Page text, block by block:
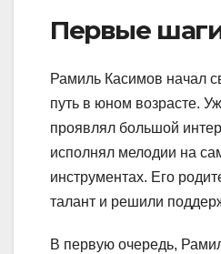
Первые
Рамиль Касимов начал
путь в юном возрасте.
проявлял большой
исполнял мелодии на
инструментах. Его
талант и решили
В первую очередь,